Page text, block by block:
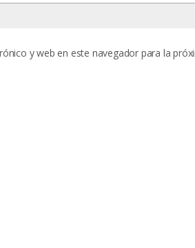
y web en este navegador para la